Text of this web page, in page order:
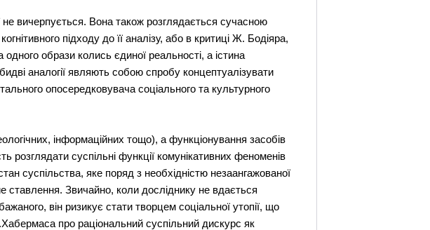
не вичерпується. Вона також розглядається сучасною
підходу до її аналізу, або в критиці Ж. Бодіяра,
образи колись єдиної реальності, а істина
аналогії являють собою спробу концептуалізувати
опосередковувача соціального та культурного
інформаційних тощо), а функціонування засобів
суспільні функції комунікативних феноменів
суспільства, яке поряд з необхідністю незаангажованої
ставлення. Звичайно, коли досліднику не вдається
він ризикує стати творцем соціальної утопії, що
про раціональний суспільний дискурс як